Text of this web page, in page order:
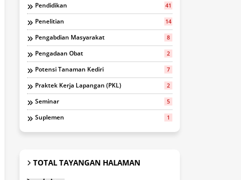
Pendidikan 41
Penelitian 14
Pengabdian Masyarakat 8
Pengadaan Obat 2
Potensi Tanaman Kediri 7
Praktek Kerja Lapangan (PKL) 2
Seminar 5
Suplemen 1
TOTAL TAYANGAN HALAMAN